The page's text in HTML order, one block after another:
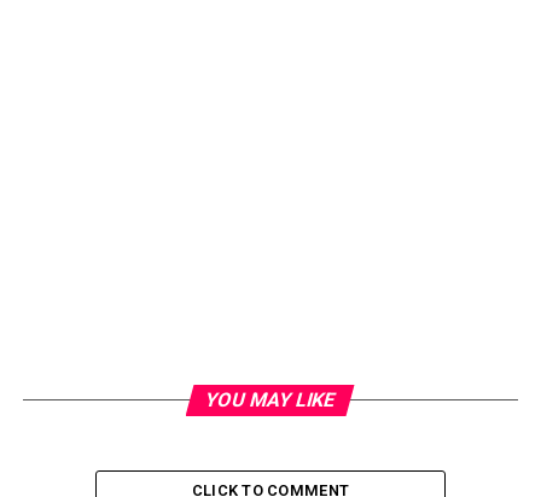
YOU MAY LIKE
CLICK TO COMMENT